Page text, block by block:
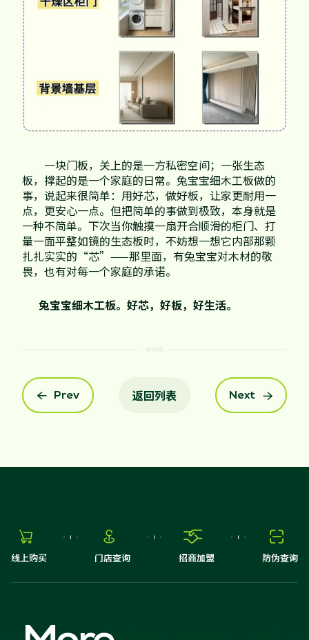
一块门板，关上的是一方私密空间；一张生态
板，撑起的是一个家庭的日常。兔宝宝细木工板做的
事，说起来很简单：用好芯，做好板，让家更耐用一
点，更安心一点。但把简单的事做到极致，本身就是
一种不简单。下次当你触摸一扇开合顺滑的柜门、打
量一面平整如镜的生态板时，不妨想一想它内部那颗
扎扎实实的“芯”——那里面，有兔宝宝对木材的敬
畏，也有对每一个家庭的承诺。
兔宝宝细木工板。好芯，好板，好生活。
 Prev 返回列表 Next 

线上购买

门店查询

招商加盟

防伪查询